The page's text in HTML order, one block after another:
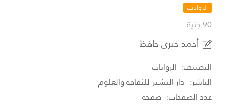
الروايات
90 جنية
أحمد خيري حافظ
التصنيف: الروايات
الناشر: دار البشير للثقافة والعلوم
عدد الصفحات: صفحة